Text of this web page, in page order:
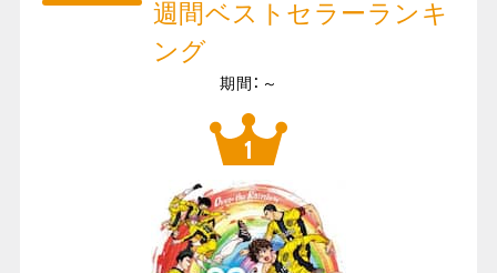
週間ベストセラーランキ
ング
期間：～